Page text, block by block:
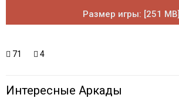
Размер игры: [251 MB]
71 4
Интересные Аркады